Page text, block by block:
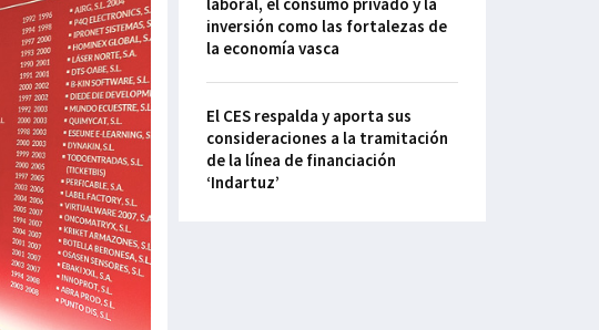
laboral, el consumo privado y la
inversión como las fortalezas de
la economía vasca
El CES respalda y aporta sus
consideraciones a la tramitación
de la línea de financiación
‘Indartuz’